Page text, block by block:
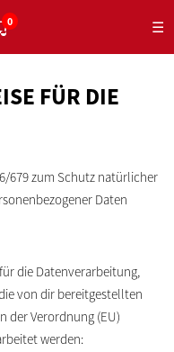
0 ☰
FÜR DIE
679 zum Schutz natürlicher
Daten
die Datenverarbeitung,
von dir bereitgestellten
der Verordnung (EU)
werden: